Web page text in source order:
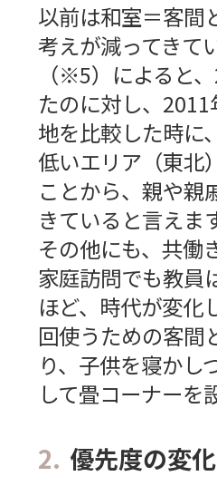
以前は和室＝客間
考えが減ってきて
（※5）によると
たのに対し、
地を比較した時に
低いエリア（東北
ことから、親や親
きていると言えま
その他にも、共働
家庭訪問でも教員
ほど、時代が変化
回使うための客間
り、子供を寝かし
して畳コーナーを
2. 優先度の変化